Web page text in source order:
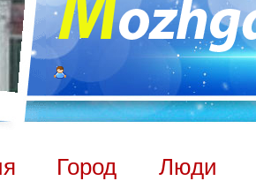
Город Люди